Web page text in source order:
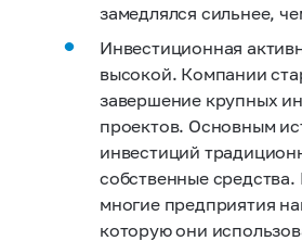
замедлялся сильнее,
Инвестиционная
высокой. Компании
завершение крупных
проектов. Основным
инвестиций
собственные
многие предприятия
которую они